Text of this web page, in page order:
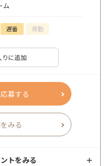
ム
遅番 夜勤
りに追加
募する
みる
トをみる